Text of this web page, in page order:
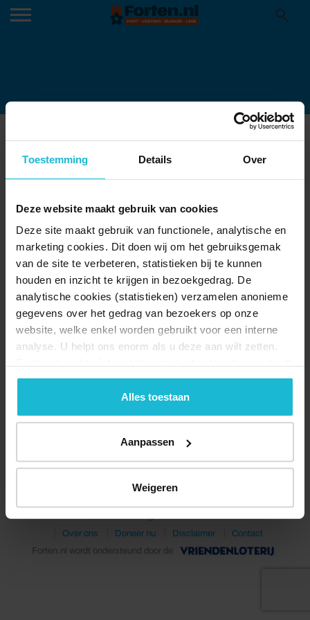
Toestemming Details Over
Deze website maakt gebruik van cookies
Deze site maakt gebruik van functionele, analytische en
marketing cookies. Dit doen wij om het gebruiksgemak
van de site te verbeteren, statistieken bij te kunnen
houden en inzicht te krijgen in bezoekgedrag. De
analytische cookies (statistieken) verzamelen anonieme
gegevens over het gedrag van bezoekers op onze
website, welke enkel worden gebruikt voor een interne
analyse. U helpt ons enorm als u deze aan wilt zetten.
geen commerciële doelstelling. U kunt deze cookies via
de knoppen accepteren, beheren of weigeren.
Alles toestaan
Aanpassen
Weigeren
© 2026 Stichting Forten Nederland
Over ons
Doneer nu Disclaimer
Contact
Forten.nl wordt ondersteund door de